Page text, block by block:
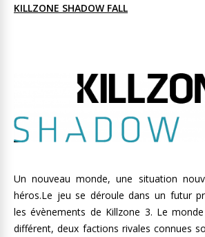
KILLZONE SHADOW FALL
Un nouveau monde, une situation
héros.Le jeu se déroule dans un futur
les évènements de Killzone 3. Le
différent, deux factions rivales connues